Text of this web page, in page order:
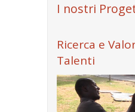
I nostri
Ricerca e
Talenti